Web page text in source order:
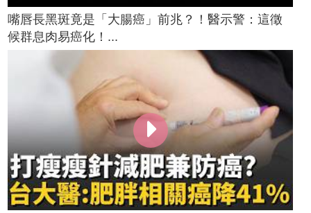
嘴唇長黑斑竟是「大腸癌」前兆？！醫示警：這徵
候群息肉易癌化！...